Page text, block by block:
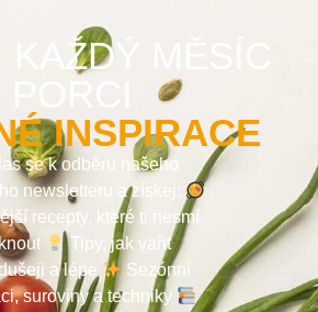
MĚSÍC
INSPIRACE
se k odběru našeho
newsletteru a získej:
recepty, které ti nesmí
Tipy, jak vařit
a lépe
Sezónní
suroviny a techniky